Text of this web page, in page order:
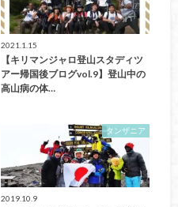
2021.1.15
【キリマンジャロ登山スタディツ
アー帰国後ブログvol.9】登山中の
高山病の体…
タンザニア
2019.10.9